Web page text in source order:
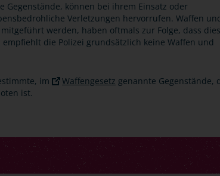
Gegenstände, können bei ihrem Einsatz oder
Verletzungen hervorrufen. Waffen
werden, haben oftmals zur Folge, dass
die Polizei grundsätzlich keine Waffen und
im Waffengesetz genannte Gegenstände,
ist.